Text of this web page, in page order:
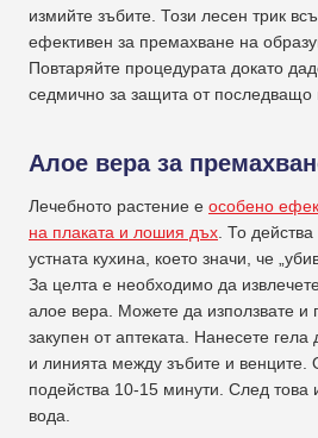
измийте зъбите. Този лесен трик
ефективен за премахване на
Повтаряйте процедурата докато
седмично за защита от последващо
Алое вера за
Лечебното растение е особено
на плаката и лошия дъх . То
устната кухина, което значи, че
За целта е необходимо да
алое вера. Можете да използвате и
закупен от аптеката. Нанесете гела
и линията между зъбите и венците.
подейства 10-15 минути. След това
вода.